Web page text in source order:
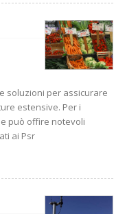
soluzioni per assicurare
estensive. Per i
può offire notevoli
ai Psr